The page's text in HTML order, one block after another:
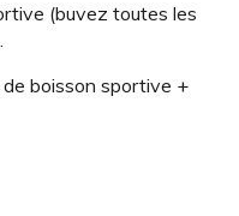
(buvez toutes les
boisson sportive +